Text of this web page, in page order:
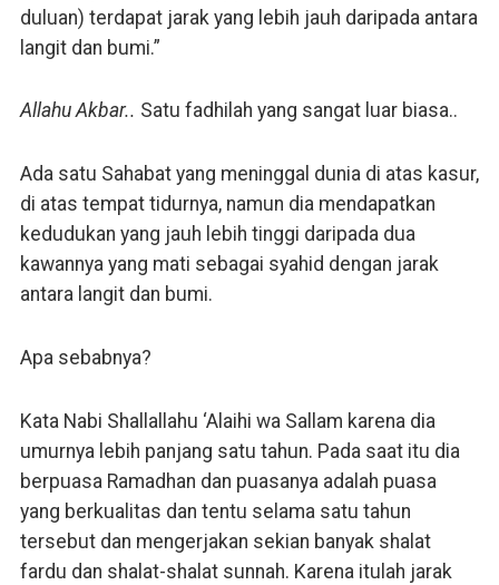
duluan) terdapat jarak yang lebih jauh daripada antara
langit dan bumi.”
Allahu Akbar.. Satu fadhilah yang sangat luar biasa..
Ada satu Sahabat yang meninggal dunia di atas kasur,
di atas tempat tidurnya, namun dia mendapatkan
kedudukan yang jauh lebih tinggi daripada dua
kawannya yang mati sebagai syahid dengan jarak
antara langit dan bumi.
Apa sebabnya?
Kata Nabi Shallallahu ‘Alaihi wa Sallam karena dia
umurnya lebih panjang satu tahun. Pada saat itu dia
berpuasa Ramadhan dan puasanya adalah puasa
yang berkualitas dan tentu selama satu tahun
tersebut dan mengerjakan sekian banyak shalat
fardu dan shalat-shalat sunnah. Karena itulah jarak